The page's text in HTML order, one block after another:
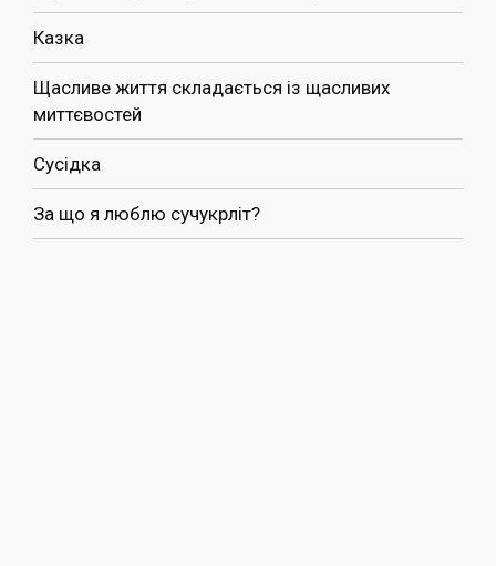
Казка
Щасливе життя складається із щасливих
миттєвостей
Сусідка
За що я люблю сучукрліт?